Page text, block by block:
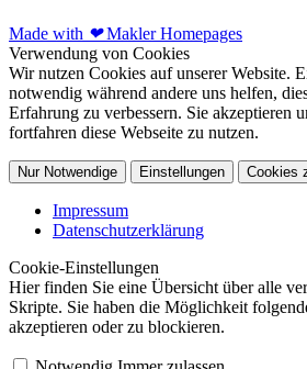
Made with ❤Makler Homepages
Verwendung von Cookies
Wir nutzen Cookies auf unserer Website.
notwendig während andere uns helfen,
Erfahrung zu verbessern. Sie akzeptieren
fortfahren diese Webseite zu nutzen.
Nur Notwendige Einstellungen Cookies
Impressum
Datenschutzerklärung
Cookie-Einstellungen
Hier finden Sie eine Übersicht über alle
Skripte. Sie haben die Möglichkeit
akzeptieren oder zu blockieren.